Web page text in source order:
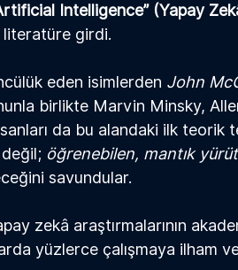
Intelligence” (Yapay Zek
literatüre girdi.
eden isimlerden John
birlikte Marvin Minsky,
da bu alandaki ilk teorik
öğrenebilen, mantık
savundular.
zekâ araştırmalarının
yüzlerce çalışmaya ilham